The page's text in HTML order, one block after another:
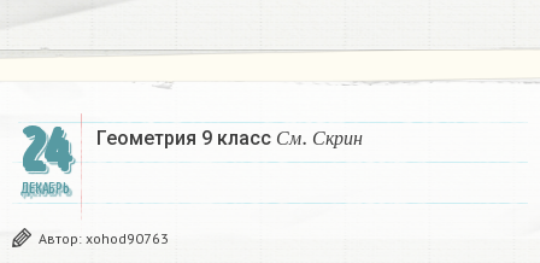
24
ДЕКАБРЬ
Геометрия 9 класс См С кр и н
С м .Ск рин
Автор: xohod90763